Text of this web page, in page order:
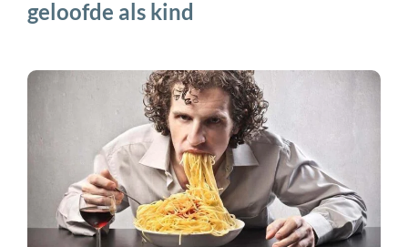
geloofde als kind